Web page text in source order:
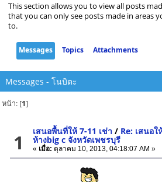
This section allows you to view all posts
that you can only see posts made in areas
to.
Messages Topics Attachments
Messages - โนบิตะ
หน้า: [1]
1 เสนอพื้นที่ให้ 7-11 เช่า / Re: เสนอใ
ห้างbig c จังหวัดเพชรบุรี
« เมื่อ: ตุลาคม 10, 2013, 04:18:07 AM »